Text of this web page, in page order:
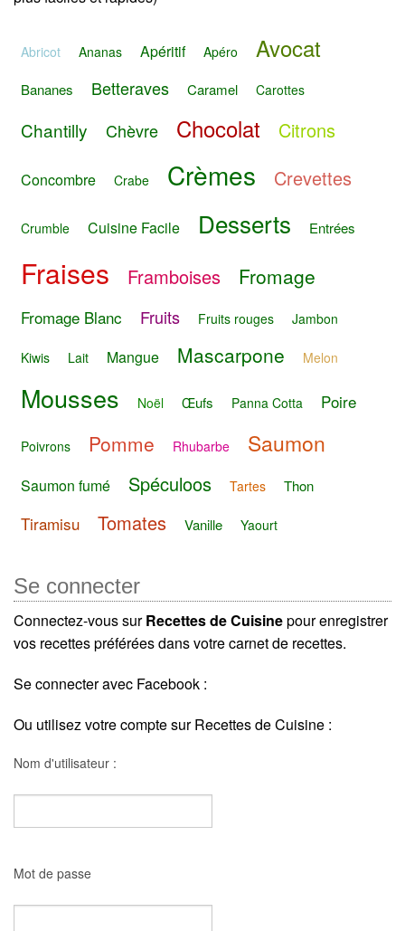
Abricot Ananas Apéritif Apéro Avocat
Bananes Betteraves Caramel Carottes
Chantilly Chèvre Chocolat Citrons
Concombre Crabe Crèmes Crevettes
Crumble Cuisine Facile Desserts Entrées
Fraises Framboises Fromage
Fromage Blanc Fruits Fruits rouges Jambon
Kiwis Lait Mangue Mascarpone Melon
Mousses Noël Œufs Panna Cotta Poire
Poivrons Pomme Rhubarbe Saumon
Saumon fumé Spéculoos Tartes Thon
Tiramisu Tomates Vanille Yaourt
Se connecter
Connectez-vous surRecettes de Cuisinepour enregistrer
vos recettes préférées dans votre carnet de recettes.
Se connecter avec Facebook :
Ou utilisez votre compte sur Recettes de Cuisine :
Nom d'utilisateur :
Mot de passe